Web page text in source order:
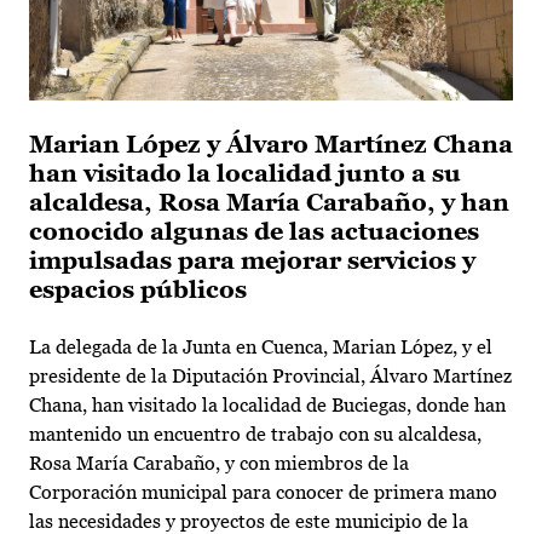
Marian López y Álvaro Martínez Chana
han visitado la localidad junto a su
alcaldesa, Rosa María Carabaño, y han
conocido algunas de las actuaciones
impulsadas para mejorar servicios y
espacios públicos
La delegada de la Junta en Cuenca, Marian López, y el
presidente de la Diputación Provincial, Álvaro Martínez
Chana, han visitado la localidad de Buciegas, donde han
mantenido un encuentro de trabajo con su alcaldesa,
Rosa María Carabaño, y con miembros de la
Corporación municipal para conocer de primera mano
las necesidades y proyectos de este municipio de la